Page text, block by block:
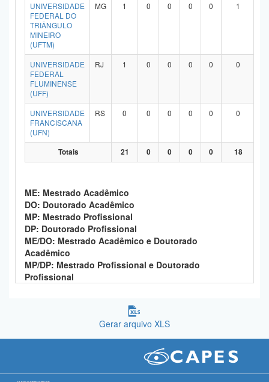
UNIVERSIDADE
FEDERAL DO
TRIÂNGULO
MINEIRO
(UFTM)
MG 1 0 0 0 0 1
UNIVERSIDADE
FEDERAL
FLUMINENSE
(UFF)
RJ 1 0 0 0 0 0
UNIVERSIDADE
FRANCISCANA
(UFN)
RS 0 0 0 0 0 0
Totais 21 0 0 0 0 18
ME: Mestrado Acadêmico
DO: Doutorado Acadêmico
MP: Mestrado Profissional
DP: Doutorado Profissional
ME/DO: Mestrado Acadêmico e Doutorado
Acadêmico
MP/DP: Mestrado Profissional e Doutorado
Profissional
Gerar arquivo XLS